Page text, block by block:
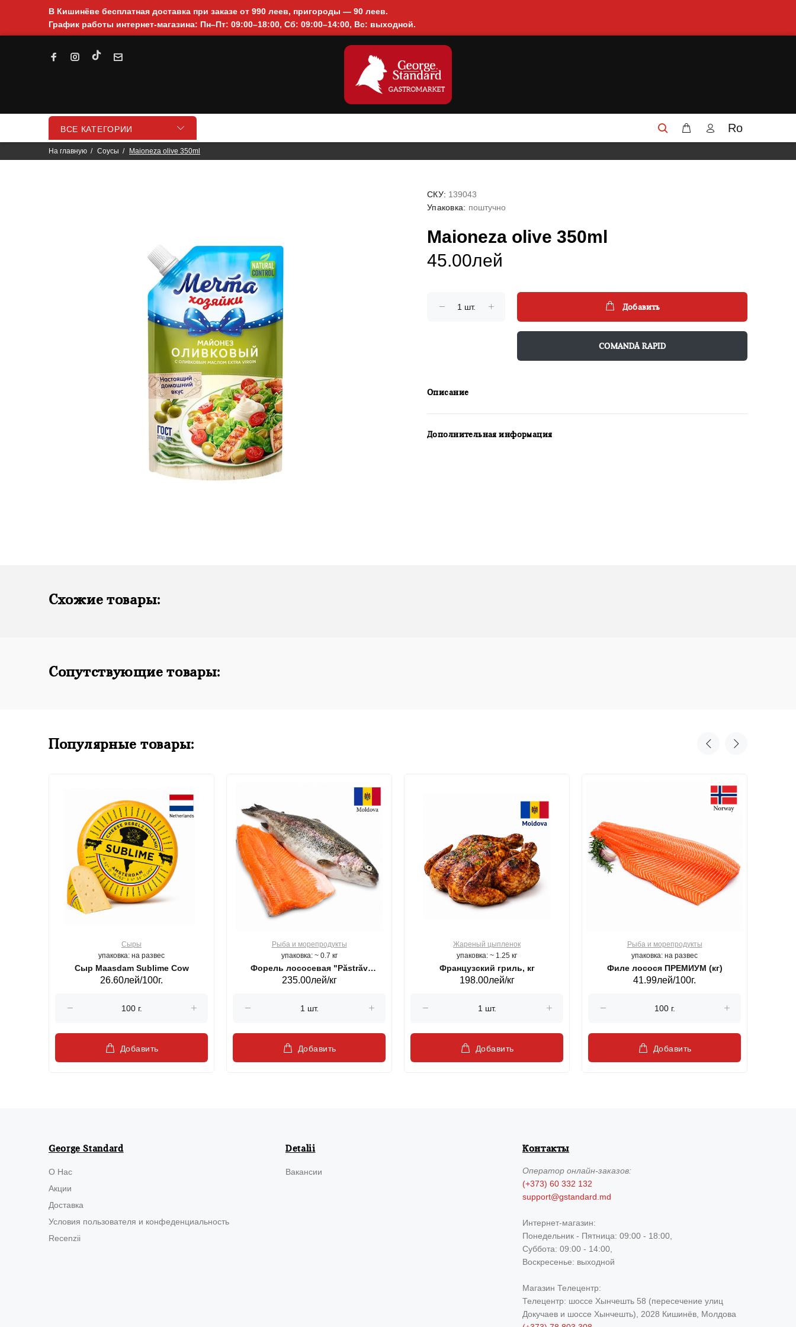
В Кишинёве бесплатная доставка при заказе от 990 леев, пригороды — 90 леев.
График работы интернет-магазина: Пн–Пт: 09:00–18:00, Сб: 09:00–14:00, Вс: выходной.
ВСЕ КАТЕГОРИИ Ro
На главную Соусы Maioneza olive 350ml
СКУ: 139043
Упаковка: поштучно
Maioneza olive 350ml
45.00лей
Добавить
COMANDĂ RAPID
Описание
Дополнительная информация
Схожие товары:
Сопутствующие товары:
Популярные товары:
Сыры
упаковка: на развес
Сыр Maasdam Sublime Cow
26.60лей/100г.
Добавить
Рыба и морепродукты
упаковка: ~ 0.7 кг
Форель лососевая "Păstrăv
Moldovenesc"
235.00лей/кг
Добавить
Жареный цыпленок
упаковка: ~ 1.25 кг
Французский гриль, кг
198.00лей/кг
Добавить
Рыба и морепродукты
упаковка: на развес
Филе лосося ПРЕМИУМ (кг)
41.99лей/100г.
Добавить
George Standard
О Нас
Акции
Доставка
Условия пользователя и конфеденциальность
Recenzii
Detalii
Вакансии
Контакты
Операторонлайн-заказов:
(+373) 60 332 132
support@gstandard.md
Интернет-магазин:
Понедельник - Пятница: 09:00 - 18:00,
Суббота: 09:00 - 14:00,
Воскресенье: выходной
Магазин Телецентр:
Телецентр: шоссе Хынчешть 58 (пересечение улиц
Докучаев и шоссе Хынчешть), 2028 Кишинёв, Молдова